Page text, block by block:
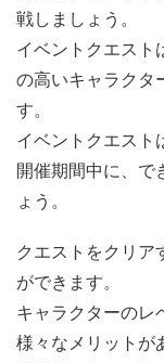
戦しましょう。
イベントクエスト
の高いキャラクタ
す。
イベントクエスト
開催期間中に、で
ょう。
クエストをクリア
ができます。
キャラクターのレ
様々なメリットが